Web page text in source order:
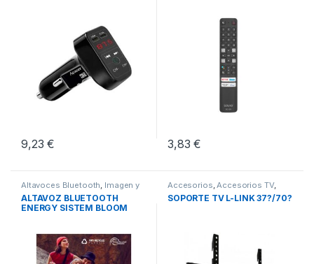
9,23€ 3,83€
Altavoces Bluetooth, Imagen y
Sonido,Sonido
ALTAVOZ BLUETOOTH
ENERGY SISTEM BLOOM
Accesorios,Accesorios TV,
Imagen y Sonido
SOPORTE TV L-LINK 37?/70?